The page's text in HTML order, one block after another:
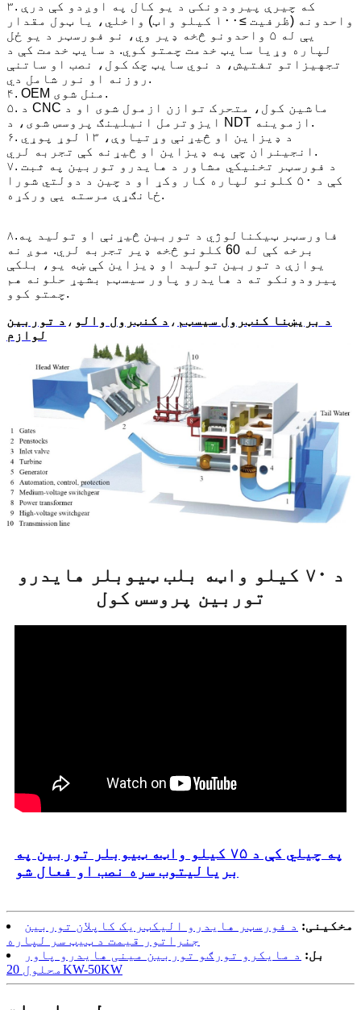
۳. که چیرې پیرودونکی د یو کال په اوږدو کې درې
واحدونه (ظرفیت ≥۱۰۰ کیلو واټ) واخلي، یا ټول مقدار
یې له ۵ واحدونو څخه ډیر وي، نو فورسټر د یو ځل
لپاره وړیا سایټ خدمت چمتو کوي. د سایټ خدمت کې د
تجهیزاتو تفتیش، د نوي سایټ چک کول، نصب او ساتنې
روزنه او نور شامل دي.
۴. OEM منل شوی.
۵. د CNC ماشین کول، متحرک توازن ازمول شوی او د
ایزوترمل انیلینګ پروسس شوی، د NDT ازموینه.
۶. د ډیزاین او څیړنې وړتیاوې، ۱۳ لوړ پوړي
انجینران چې په ډیزاین او څیړنه کې تجربه لري.
۷. د فورسټر تخنیکي مشاور د هایدرو توربین په ثبت
کې د ۵۰ کلونو لپاره کار وکړ او د چین د دولتي شورا
ځانګړې مرسته یې ورکړه.
۸.ف اورسټر ټیکنالوژي د توربین څیړنې او تولید په
برخه کې له 60 کلونو څخه ډیر تجربه لري. موږ نه
یوازې د توربین تولید او ډیزاین کې ښه یو، بلکې
پیرودونکو ته د هایدرو پاور سیسټم بشپړ حلونه هم
چمتو کوو.
د بریښنا کنټرول سیسټم ، د کنټرول والو ، د توربین
لوازم
د ۷۰ کیلو واټه بلب ټیوبلر هایدرو
توربین پروسس کول
په چیلي کې د ۷۵ کیلو واټه ټیوبلر توربین په
بریالیتوب سره نصب او فعال شو
مخکینی: د فورسټر هایدرو الیکټریک کاپلان توربین
جنراتور قیمت د ټیټ سر لپاره
بل: د مایکرو تورګو توربین مینی هایدرو پاور
محلول 20KW-50KW